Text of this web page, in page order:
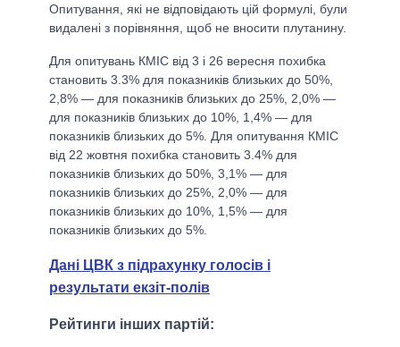
Опитування, які не відповідають цій формулі, були
видалені з порівняння, щоб не вносити плутанину.
Для опитувань КМІС від 3 і 26 вересня похибка
становить 3.3% для показників близьких до 50%,
2,8% — для показників близьких до 25%, 2,0% —
для показників близьких до 10%, 1,4% — для
показників близьких до 5%. Для опитування КМІС
від 22 жовтня похибка становить 3.4% для
показників близьких до 50%, 3,1% — для
показників близьких до 25%, 2,0% — для
показників близьких до 10%, 1,5% — для
показників близьких до 5%.
Дані ЦВК з підрахунку голосів і
результати екзіт-полів
Рейтинги інших партій: